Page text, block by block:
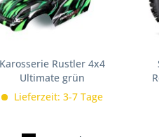
Karosserie Rustler 4x4
Ultimate grün
Lieferzeit: 3-7 Tage